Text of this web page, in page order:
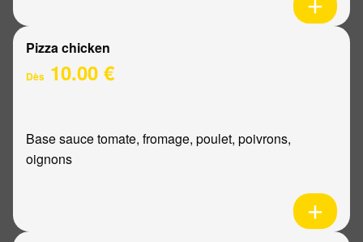
Pizza chicken
Dès 10.00 €
Base sauce tomate, fromage, poulet, poivrons,
oignons